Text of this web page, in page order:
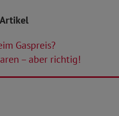
Gaspreis?
– aber richtig!